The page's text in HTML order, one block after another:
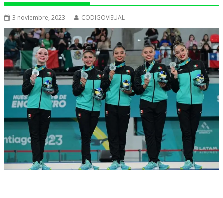
3 noviembre, 2023 CODIGOVISUAL